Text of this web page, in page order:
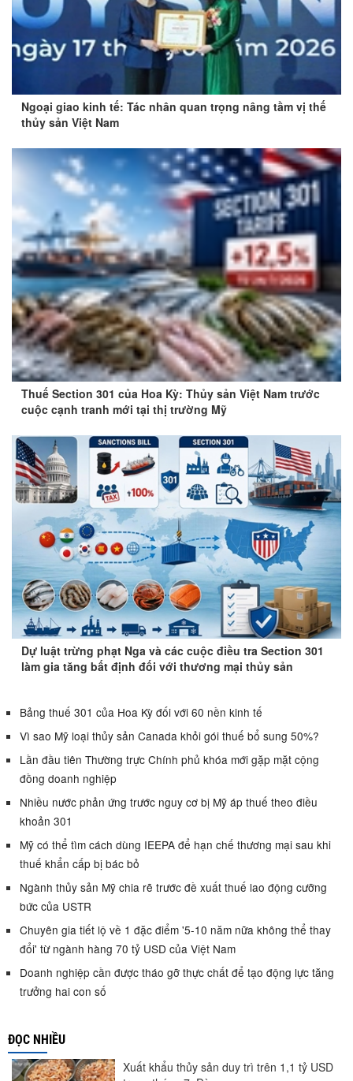
Ngoại giao kinh tế: Tác nhân quan trọng nâng tầm vị thế
thủy sản Việt Nam
Thuế Section 301 của Hoa Kỳ: Thủy sản Việt Nam trước
cuộc cạnh tranh mới tại thị trường Mỹ
Dự luật trừng phạt Nga và các cuộc điều tra Section 301
làm gia tăng bất định đối với thương mại thủy sản
Bảng thuế 301 của Hoa Kỳ đối với 60 nền kinh tế
Vì sao Mỹ loại thủy sản Canada khỏi gói thuế bổ sung 50%?
Lần đầu tiên Thường trực Chính phủ khóa mới gặp mặt cộng
đồng doanh nghiệp
Nhiều nước phản ứng trước nguy cơ bị Mỹ áp thuế theo điều
khoản 301
Mỹ có thể tìm cách dùng IEEPA để hạn chế thương mại sau khi
thuế khẩn cấp bị bác bỏ
Ngành thủy sản Mỹ chia rẽ trước đề xuất thuế lao động cưỡng
bức của USTR
Chuyên gia tiết lộ về 1 đặc điểm '5-10 năm nữa không thể thay
đổi' từ ngành hàng 70 tỷ USD của Việt Nam
Doanh nghiệp cần được tháo gỡ thực chất để tạo động lực tăng
trưởng hai con số
ĐỌC NHIỀU
Xuất khẩu thủy sản duy trì trên 1,1 tỷ USD